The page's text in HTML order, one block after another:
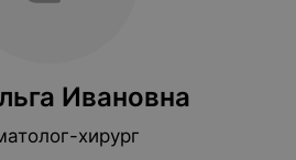
Ивановна
хирург